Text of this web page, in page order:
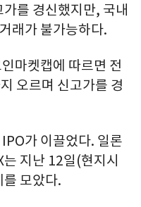
를 경신했지만, 국내
래가 불가능하다.
마켓캡에 따르면 전
오르며 신고가를 경
가 이끌었다. 일론
지난 12일(현지시
모았다.